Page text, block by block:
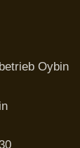
Oybin